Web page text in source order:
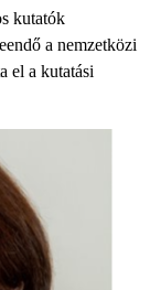
kutatók
a nemzetközi
el a kutatási